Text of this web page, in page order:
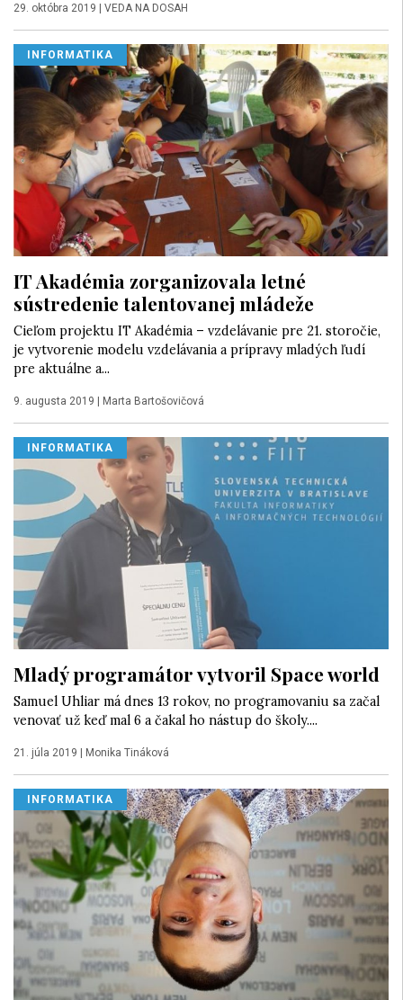
29. októbra 2019 | VEDA NA DOSAH
INFORMATIKA
IT Akadémia zorganizovala letné
sústredenie talentovanej mládeže
Cieľom projektu IT Akadémia – vzdelávanie pre 21. storočie,
je vytvorenie modelu vzdelávania a prípravy mladých ľudí
pre aktuálne a...
9. augusta 2019 Marta Bartošovičová
INFORMATIKA
Mladý programátor vytvoril Space world
Samuel Uhliar má dnes 13 rokov, no programovaniu sa začal
venovať už keď mal 6 a čakal ho nástup do školy....
21. júla 2019 Monika Tináková
INFORMATIKA